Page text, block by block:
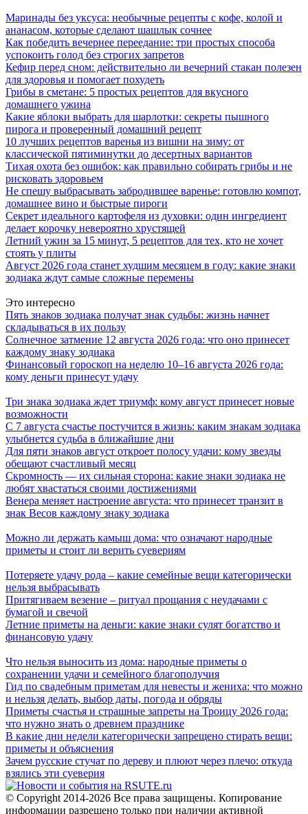
Маринады без уксуса: необычные рецепты с кофе, колой и
ананасом, которые сделают шашлык сочнее
Как победить вечернее переедание: три простых способа
успокоить голод без строгих запретов
Кефир перед сном: действительно ли вечерний стакан полезен
для здоровья и помогает похудеть
Грибы в сметане: 5 простых рецептов для вкусного
домашнего ужина
Какие яблоки выбрать для шарлотки: секреты пышного
пирога и проверенный домашний рецепт
10 лучших рецептов варенья из вишни на зиму: от
классической пятиминутки до десертных вариантов
Тихая охота без ошибок: как правильно собирать грибы и не
рисковать здоровьем
Не спешу выбрасывать забродившее варенье: готовлю компот,
домашнее вино и быстрые пироги
Секрет идеального картофеля из духовки: один ингредиент
делает корочку невероятно хрустящей
Летний ужин за 15 минут, 5 рецептов для тех, кто не хочет
стоять у плиты
Август 2026 года станет худшим месяцем в году: какие знаки
зодиака ждут самые сложные перемены
Это интересно
Пять знаков зодиака получат знак судьбы: жизнь начнет
складываться в их пользу
Солнечное затмение 12 августа 2026 года: что оно принесет
каждому знаку зодиака
Финансовый гороскоп на неделю 10–16 августа 2026 года:
кому деньги принесут удачу
Три знака зодиака ждет триумф: кому август принесет новые
возможности
С 7 августа счастье постучится в жизнь: каким знакам зодиака
улыбнется судьба в ближайшие дни
Для пяти знаков август откроет полосу удачи: кому звезды
обещают счастливый месяц
Скромность — их сильная сторона: какие знаки зодиака не
любят хвастаться своими достижениями
Венера меняет настроение августа: что принесет транзит в
знак Весов каждому знаку зодиака
Можно ли держать камыш дома: что означают народные
приметы и стоит ли верить суевериям
Потеряете удачу рода – какие семейные вещи категорически
нельзя выбрасывать
Притягиваем везение – ритуал прощания с неудачами с
бумагой и свечой
Летние приметы на деньги: какие знаки сулят богатство и
финансовую удачу
Что нельзя выносить из дома: народные приметы о
сохранении удачи и семейного благополучия
Гид по свадебным приметам для невесты и жениха: что можно
и нельзя делать, выбор даты, погода и обряды
Приметы счастья и страшные запреты на Троицу 2026 года:
что нужно знать о древнем празднике
В какие дни недели категорически запрещено стирать вещи:
приметы и объяснения
Зачем русские стучат по дереву и плюют через плечо: откуда
взялись эти суеверия
© Copyright 2014-2026 Все права защищены. Копирование
информации разрешено только при наличии активной